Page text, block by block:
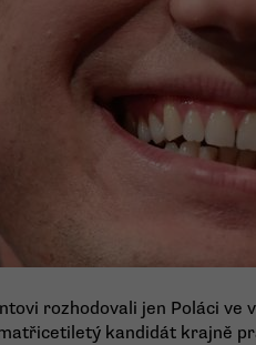
rozhodovali jen Poláci ve
kandidát krajně